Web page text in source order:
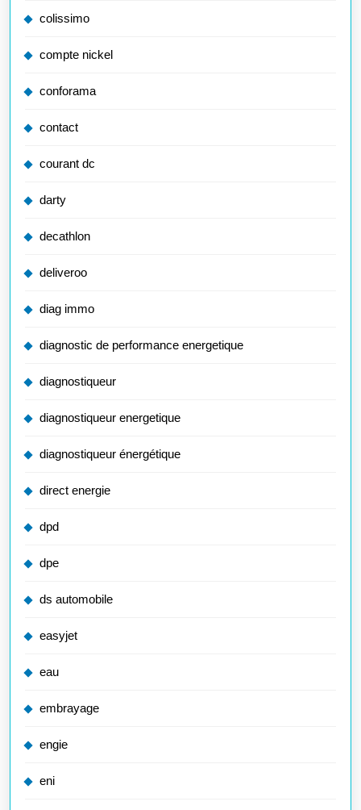
colissimo
compte nickel
conforama
contact
courant dc
darty
decathlon
deliveroo
diag immo
diagnostic de performance energetique
diagnostiqueur
diagnostiqueur energetique
diagnostiqueur énergétique
direct energie
dpd
dpe
ds automobile
easyjet
eau
embrayage
engie
eni